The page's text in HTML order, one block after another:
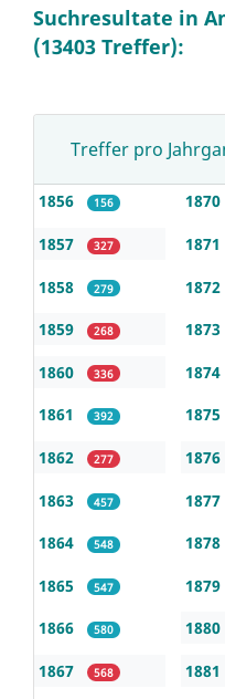
Suchresultate in
(13403 Treffer):
Treffer pro
1856 156
1857 327
1858 279
1859 268
1860 336
1861 392
1862 277
1863 457
1864 548
1865 547
1866 580
1867 568
1870
1871
1872
1873
1874
1875
1876
1877
1878
1879
1880
1881